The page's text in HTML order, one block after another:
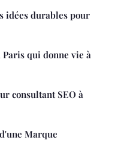
idées durables pour
Paris qui donne vie à
consultant SEO à
Marque